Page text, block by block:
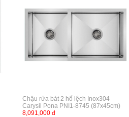
Chậu rửa bát 2 hố lệch Inox304
Carysil Pona PNI1-8745 (87x45cm)
8,091,000 đ